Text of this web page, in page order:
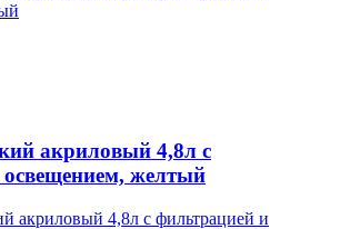
акриловый 4,8л с
желтый